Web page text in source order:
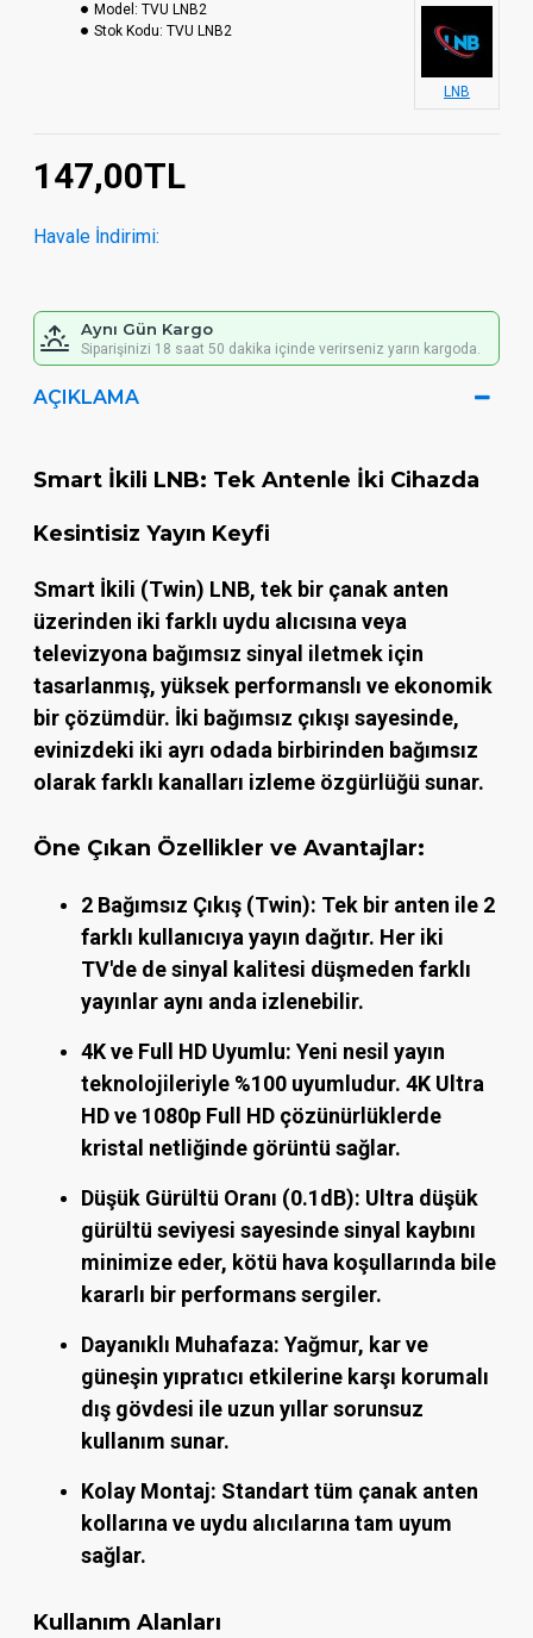
147,00TL
Havale İndirimi:
Model: TVU LNB2
Stok Kodu: TVU LNB2
LNB
Aynı Gün Kargo
Siparişinizi 18 saat 50 dakika içinde verirseniz yarın kargoda.
AÇIKLAMA
Smart İkili LNB: Tek Antenle İki Cihazda
Kesintisiz Yayın Keyfi
Smart İkili (Twin) LNB, tek bir çanak anten
üzerinden iki farklı uydu alıcısına veya
televizyona bağımsız sinyal iletmek için
tasarlanmış, yüksek performanslı ve ekonomik
bir çözümdür. İki bağımsız çıkışı sayesinde,
evinizdeki iki ayrı odada birbirinden bağımsız
olarak farklı kanalları izleme özgürlüğü sunar.
Öne Çıkan Özellikler ve Avantajlar:
2 Bağımsız Çıkış (Twin): Tek bir anten ile 2
farklı kullanıcıya yayın dağıtır. Her iki
TV'de de sinyal kalitesi düşmeden farklı
yayınlar aynı anda izlenebilir.
4K ve Full HD Uyumlu: Yeni nesil yayın
teknolojileriyle %100 uyumludur. 4K Ultra
HD ve 1080p Full HD çözünürlüklerde
kristal netliğinde görüntü sağlar.
Düşük Gürültü Oranı (0.1dB): Ultra düşük
gürültü seviyesi sayesinde sinyal kaybını
minimize eder, kötü hava koşullarında bile
kararlı bir performans sergiler.
Dayanıklı Muhafaza: Yağmur, kar ve
güneşin yıpratıcı etkilerine karşı korumalı
dış gövdesi ile uzun yıllar sorunsuz
kullanım sunar.
Kolay Montaj: Standart tüm çanak anten
kollarına ve uydu alıcılarına tam uyum
sağlar.
Kullanım Alanları